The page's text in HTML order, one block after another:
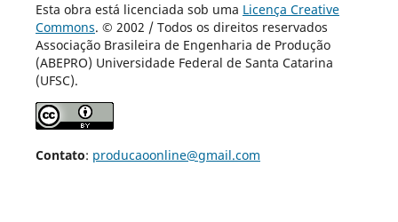
Esta obra está licenciada sob uma Licença Creative
Commons. © 2002 / Todos os direitos reservados
Associação Brasileira de Engenharia de Produção
(ABEPRO) Universidade Federal de Santa Catarina
(UFSC).
Contato: producaoonline@gmail.com